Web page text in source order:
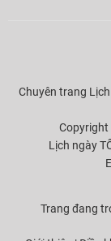
Chuyên trang
Copyright
Lịch ngày
Trang đang